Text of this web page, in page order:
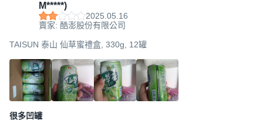
M*****)
2025.05.16
賣家: 酷澎股份有限公司
TAISUN 泰山 仙草蜜禮盒, 330g, 12罐
很多凹罐